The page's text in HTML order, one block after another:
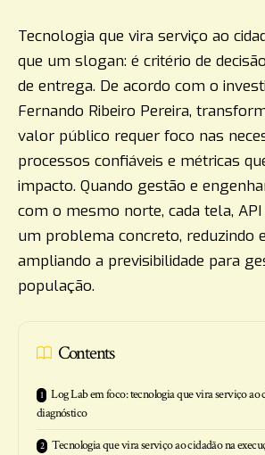
Tecnologia que vira serviço ao
que um slogan: é critério de
de entrega. De acordo com o
Fernando Ribeiro Pereira,
valor público requer foco nas
processos confiáveis e métricas
impacto. Quando gestão e
com o mesmo norte, cada tela,
um problema concreto, reduzindo
ampliando a previsibilidade para
população.
Contents
Log Lab em foco: tecnologia que vira serviço ao
diagnóstico
Tecnologia que vira serviço ao cidadão na